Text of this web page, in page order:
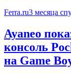
Ferra.ru3 месяца
Ayaneo
консоль
на Game